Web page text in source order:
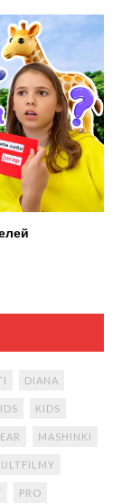
DIANA
KIDS
MASHINKI
PRO